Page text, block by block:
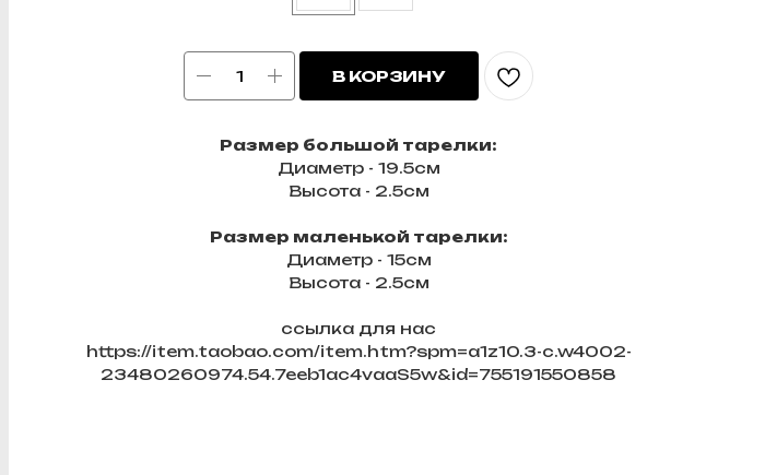
В КОРЗИНУ
Размер большой тарелки:
Диаметр - 19.5см
Высота - 2.5см
Размер маленькой тарелки:
Диаметр - 15см
Высота - 2.5см
ссылка для нас
https://item.taobao.com/item.htm?spm=a1z10.3-c.w4002-
23480260974.54.7eeb1ac4vaaS5w&id=755191550858